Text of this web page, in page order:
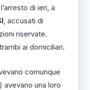
di ieri, a
, accusati di
riservate.
ai domiciliari.
comunque
avevano una loro